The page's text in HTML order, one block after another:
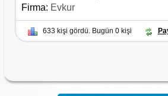
Firma: Evkur
633 kişi gördü. Bugün 0 kişi